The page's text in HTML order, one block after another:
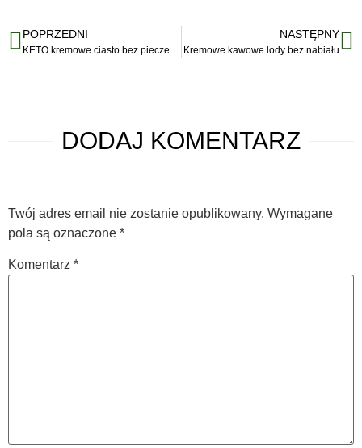
POPRZEDNI
KETO kremowe ciasto bez pieczenia z musem owocowym
NASTĘPNY
Kremowe kawowe lody bez nabiału
DODAJ KOMENTARZ
Twój adres email nie zostanie opublikowany. Wymagane
pola są oznaczone *
Komentarz *